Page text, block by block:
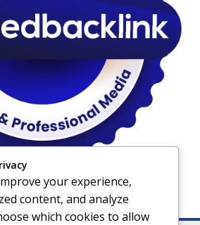
your experience,
content, and analyze
which cookies to allow